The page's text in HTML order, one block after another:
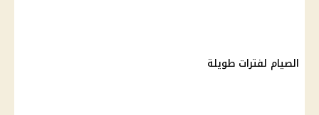
الصيام لفترات طويلة